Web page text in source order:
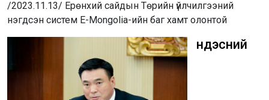
/2023.11.13/ Ерөнхий сайдын Төрийн үйлчилгээний
нэгдсэн систем E-Mongolia-ийн баг хамт олонтой
Үндэсний